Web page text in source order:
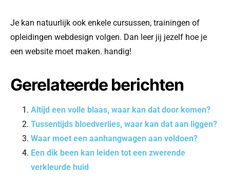
Je kan natuurlijk ook enkele cursussen, trainingen of
opleidingen webdesign volgen. Dan leer jij jezelf hoe je
een website moet maken. handig!
Gerelateerde berichten
Altijd een volle blaas, waar kan dat door komen?
Tussentijds bloedverlies, waar kan dat aan liggen?
Waar moet een aanhangwagen aan voldoen?
Een dik been kan leiden tot een zwerende
verkleurde huid